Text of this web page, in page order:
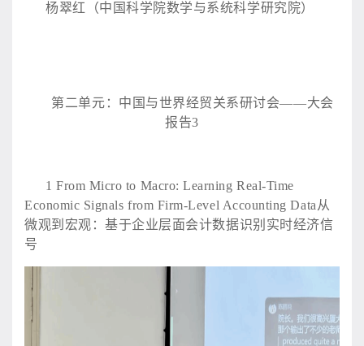
杨翠红（中国科学院数学与系统科学研究院）
第二单元：中国与世界经贸关系研讨会——大会
报告3
1 From Micro to Macro: Learning Real-Time
Economic Signals from Firm-Level Accounting Data从
微观到宏观：基于企业层面会计数据识别实时经济信
号